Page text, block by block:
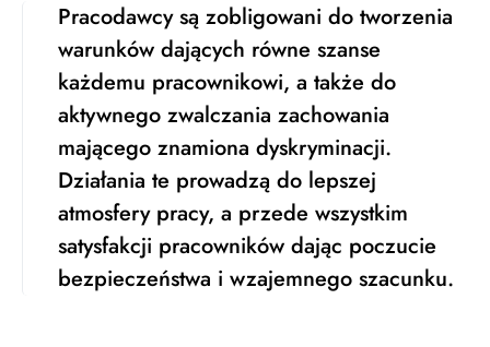
Pracodawcy są zobligowani do tworzenia
warunków dających równe szanse
każdemu pracownikowi, a także do
aktywnego zwalczania zachowania
mającego znamiona dyskryminacji.
Działania te prowadzą do lepszej
atmosfery pracy, a przede wszystkim
satysfakcji pracowników dając poczucie
bezpieczeństwa i wzajemnego szacunku.